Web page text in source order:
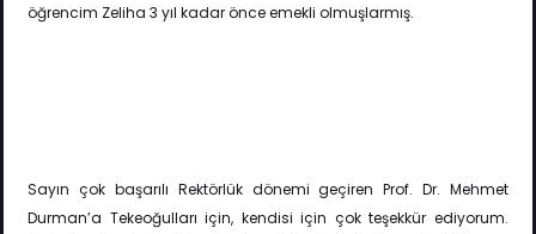
öğrencim Zeliha 3 yıl kadar önce emekli olmuşlarmış.
Sayın çok başarılı Rektörlük dönemi geçiren Prof. Dr. Mehmet
Durman’a Tekeoğulları için, kendisi için çok teşekkür ediyorum.